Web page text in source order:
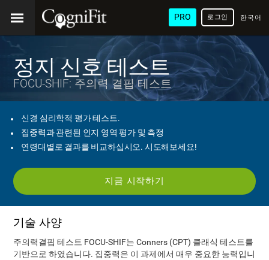
PRO 한국어
語
로그인
정지 신호 테스트
FOCU-SHIF: 주의력 결핍 테스트
신경 심리학적 평가 테스트.
집중력과 관련된 인지 영역 평가 및 측정
연령대별로 결과를 비교하십시오. 시도해보세요!
지금 시작하기
기술 사양
주의력결핍 테스트 FOCU-SHIF는 Conners (CPT) 클래식 테스트를
기반으로 하였습니다. 집중력은 이 과제에서 매우 중요한 능력입니